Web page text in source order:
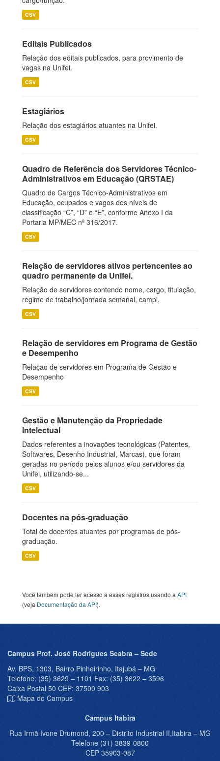
CSV
Editais Publicados
Relação dos editais publicados, para provimento de
vagas na Unifei.
CSV
Estagiários
Relação dos estagiários atuantes na Unifei.
CSV
Quadro de Referência dos Servidores Técnico-
Administrativos em Educação (QRSTAE)
Quadro de Cargos Técnico-Administrativos em
Educação, ocupados e vagos dos níveis de
classificação “C”, “D” e “E”, conforme Anexo I da
Portaria MP/MEC nº 316/2017.
CSV
Relação de servidores ativos pertencentes ao
quadro permanente da Unifei.
Relação de servidores contendo nome, cargo, titulação,
regime de trabalho/jornada semanal, campi.
CSV
Relação de servidores em Programa de Gestão
e Desempenho
Relação de servidores em Programa de Gestão e
Desempenho
CSV
Gestão e Manutenção da Propriedade
Intelectual
Dados referentes a inovações tecnológicas (Patentes,
Softwares, Desenho Industrial, Marcas), que foram
geradas no período pelos alunos e/ou servidores da
Unifei, utilizando-se...
CSV
Docentes na pós-graduação
Total de docentes atuantes por programas de pós-
graduação.
CSV
Você também pode ter acesso a esses registros usando a API
(veja Documentação da API).
Campus Prof. José Rodrigues Seabra – Sede
Av. BPS, 1303, Bairro Pinheirinho, Itajubá – MG
Telefone: (35) 3629 – 1101 Fax: (35) 3622 – 3596
Caixa Postal 50 CEP: 37500 903
Mapa do Campus
Campus Itabira
Rua Irmã Ivone Drumond, 200 – Distrito Industrial II,Itabira – MG
Telefone (31) 3839-0800
CEP 35903-087